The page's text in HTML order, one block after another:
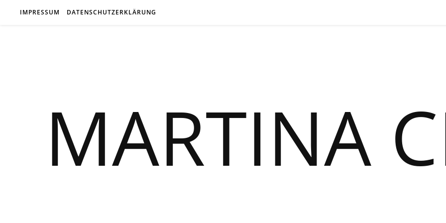
IMPRESSUM DATENSCHUTZERKLÄRUNG
MARTINA